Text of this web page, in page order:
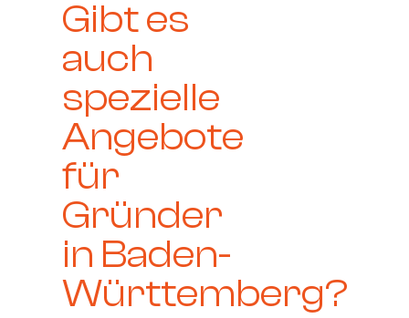
Gibt es
auch
spezielle
Angebote
für
Gründer
in Baden-
Württemberg?